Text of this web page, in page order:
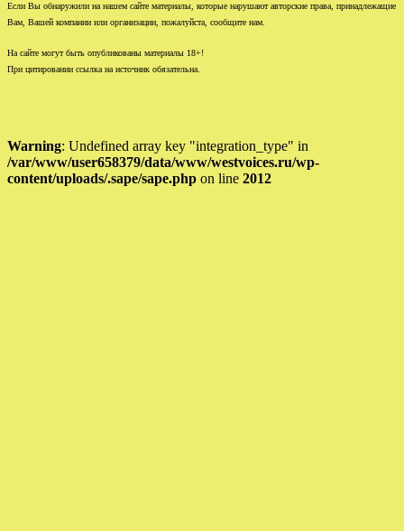
Если Вы обнаружили на нашем сайте материалы, которые нарушают авторские права, принадлежащие
Вам, Вашей компании или организации, пожалуйста, сообщите нам.
На сайте могут быть опубликованы материалы 18+!
При цитировании ссылка на источник обязательна.
Warning: Undefined array key "integration_type" in
/var/www/user658379/data/www/westvoices.ru/wp-
content/uploads/.sape/sape.php on line 2012